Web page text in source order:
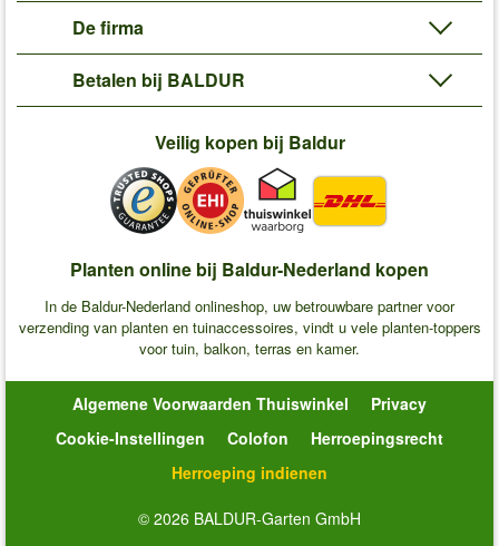
De firma
Betalen bij BALDUR
Veilig kopen bij Baldur
Planten online bij Baldur-Nederland kopen
In de Baldur-Nederland onlineshop, uw betrouwbare partner voor
verzending van planten en tuinaccessoires, vindt u vele planten-toppers
voor tuin, balkon, terras en kamer.
Algemene Voorwaarden Thuiswinkel
Privacy
Cookie-Instellingen
Colofon
Herroepingsrecht
Herroeping indienen
© 2026 BALDUR-Garten GmbH